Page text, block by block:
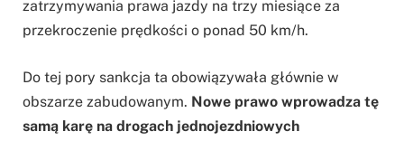
zatrzymywania prawa jazdy na trzy miesiące za
przekroczenie prędkości o ponad 50 km/h.
Do tej pory sankcja ta obowiązywała głównie w
obszarze zabudowanym. Nowe prawo wprowadza tę
samą karę na drogach jednojezdniowych